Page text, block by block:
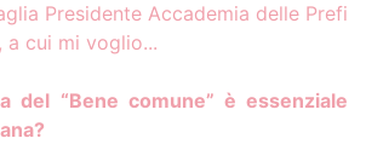
Presidente Accademia delle Prefi
a cui mi voglio...
del “Bene comune” è essenziale